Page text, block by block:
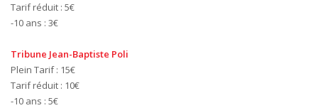
Tarif réduit : 5€
-10 ans : 3€
Tribune Jean-Baptiste Poli
Plein Tarif : 15€
Tarif réduit : 10€
-10 ans : 5€